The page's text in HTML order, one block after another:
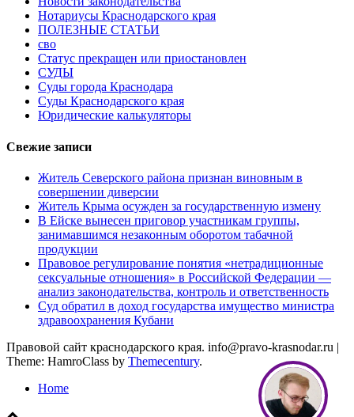
Нотариусы Краснодарского края
ПОЛЕЗНЫЕ СТАТЬИ
сво
Статус прекращен или приостановлен
СУДЫ
Суды города Краснодара
Суды Краснодарского края
Юридические калькуляторы
Свежие записи
Житель Северского района признан виновным в
совершении диверсии
Житель Крыма осужден за государственную измену
В Ейске вынесен приговор участникам группы,
занимавшимся незаконным оборотом табачной
продукции
Правовое регулирование понятия «нетрадиционные
сексуальные отношения» в Российской Федерации —
анализ законодательства, контроль и ответственность
Суд обратил в доход государства имущество министра
здравоохранения Кубани
Правовой сайт краснодарского края. info@pravo-krasnodar.ru |
Theme: HamroClass by Themecentury.
Home